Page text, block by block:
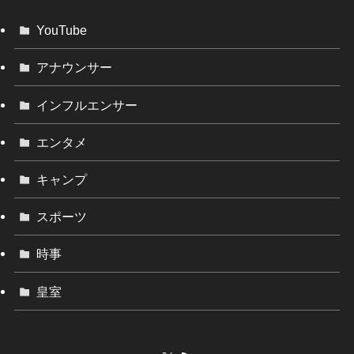
YouTube
アナウンサー
インフルエンサー
エンタメ
キャンプ
スポーツ
時事
皇室